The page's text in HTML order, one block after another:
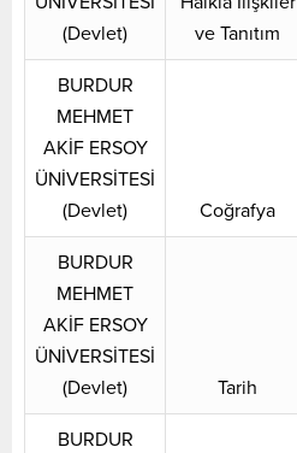
(Devlet)
ve Tanıtım
BURDUR
MEHMET
AKİF ERSOY
ÜNİVERSİTESİ
(Devlet)
Coğrafya
BURDUR
MEHMET
AKİF ERSOY
ÜNİVERSİTESİ
(Devlet)
Tarih
BURDUR